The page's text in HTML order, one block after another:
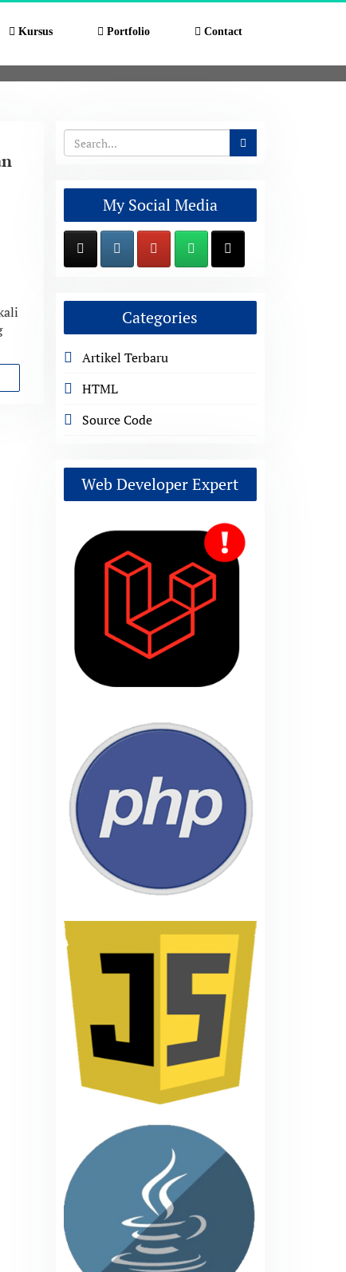
Kursus Portfolio Contact
My Social Media
Categories
Artikel Terbaru
HTML
Source Code
Web Developer Expert